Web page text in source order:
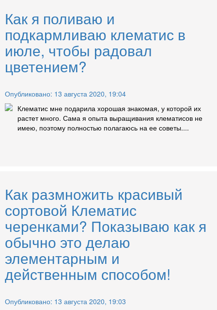
Как я поливаю и
подкармливаю клематис в
июле, чтобы радовал
цветением?
Опубликовано: 13 августа 2020, 19:04
Клематис мне подарила хорошая знакомая, у которой их
растет много. Сама я опыта выращивания клематисов не
имею, поэтому полностью полагаюсь на ее советы....
Как размножить красивый
сортовой Клематис
черенками? Показываю как я
обычно это делаю
элементарным и
действенным способом!
Опубликовано: 13 августа 2020, 19:03